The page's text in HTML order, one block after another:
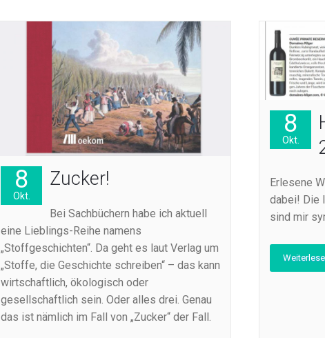
8
Okt.
Zucker!
Bei Sachbüchern habe ich aktuell
eine Lieblings-Reihe namens
„Stoffgeschichten“. Da geht es laut Verlag um
„Stoffe, die Geschichte schreiben“ – das kann
wirtschaftlich, ökologisch oder
gesellschaftlich sein. Oder alles drei. Genau
das ist nämlich im Fall von „Zucker“ der Fall.
8
Okt.
Erlesene
dabei! Die
sind mir